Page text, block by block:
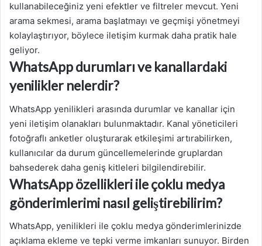
kullanabileceğiniz yeni efektler ve filtreler mevcut. Yeni
arama sekmesi, arama başlatmayı ve geçmişi yönetmeyi
kolaylaştırıyor, böylece iletişim kurmak daha pratik hale
geliyor.
WhatsApp durumları ve kanallardaki
yenilikler nelerdir?
WhatsApp yenilikleri arasında durumlar ve kanallar için
yeni iletişim olanakları bulunmaktadır. Kanal yöneticileri
fotoğraflı anketler oluşturarak etkileşimi artırabilirken,
kullanıcılar da durum güncellemelerinde gruplardan
bahsederek daha geniş kitleleri bilgilendirebilir.
WhatsApp özellikleri ile çoklu medya
gönderimlerimi nasıl geliştirebilirim?
WhatsApp, yenilikleri ile çoklu medya gönderimlerinizde
açıklama ekleme ve tepki verme imkanları sunuyor. Birden